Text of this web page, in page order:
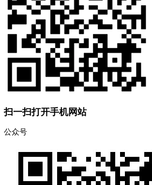
扫一扫打开手机网站
公众号